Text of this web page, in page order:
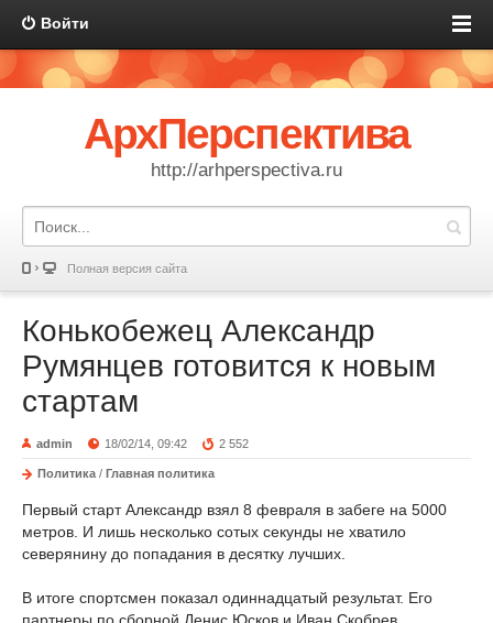
Войти
АрхПерспектива
http://arhperspectiva.ru
Полная версия сайта
Конькобежец Александр
Румянцев готовится к новым
стартам
admin 18/02/14, 09:42 2 552
Политика / Главная политика
Первый старт Александр взял 8 февраля в забеге на 5000
метров. И лишь несколько сотых секунды не хватило
северянину до попадания в десятку лучших.
В итоге спортсмен показал одиннадцатый результат. Его